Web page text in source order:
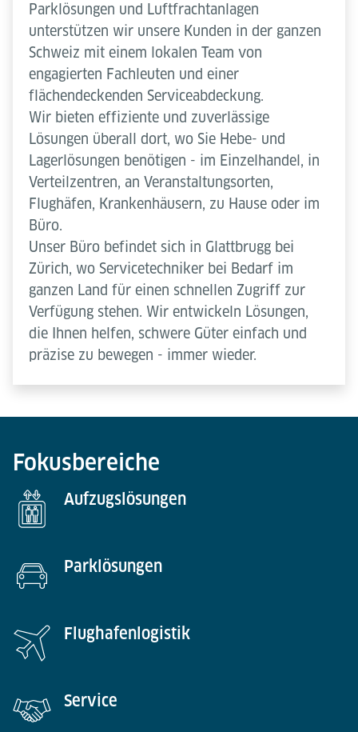
Parklösungen und Luftfrachtanlagen
unterstützen wir unsere Kunden in der ganzen
Schweiz mit einem lokalen Team von
engagierten Fachleuten und einer
flächendeckenden Serviceabdeckung.
Wir bieten effiziente und zuverlässige
Lösungen überall dort, wo Sie Hebe- und
Lagerlösungen benötigen - im Einzelhandel, in
Verteilzentren, an Veranstaltungsorten,
Flughäfen, Krankenhäusern, zu Hause oder im
Büro.
Unser Büro befindet sich in Glattbrugg bei
Zürich, wo Servicetechniker bei Bedarf im
ganzen Land für einen schnellen Zugriff zur
Verfügung stehen. Wir entwickeln Lösungen,
die Ihnen helfen, schwere Güter einfach und
präzise zu bewegen - immer wieder.
Fokusbereiche
Aufzugslösungen
Parklösungen
Flughafenlogistik
Service